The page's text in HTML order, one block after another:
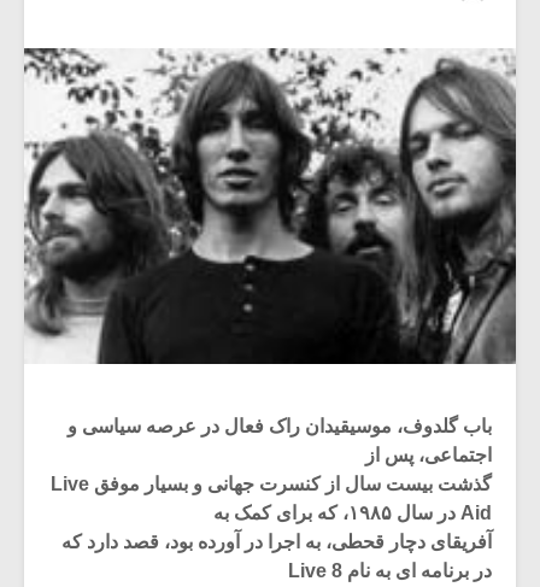
باب گلدوف، موسیقیدان راک فعال در عرصه سیاسی و
اجتماعی، پس از
گذشت بیست سال از کنسرت جهانی و بسیار موفق Live
Aid در سال ۱۹۸۵، که برای کمک به
آفریقای دچار قحطی، به اجرا در آورده بود، قصد دارد که
در برنامه ای به نام Live 8